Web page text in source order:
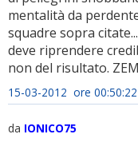
mentalità da
squadre sopra
deve riprendere
non del risultato.
15-03-2012 ore 00:50:22
da IONICO75